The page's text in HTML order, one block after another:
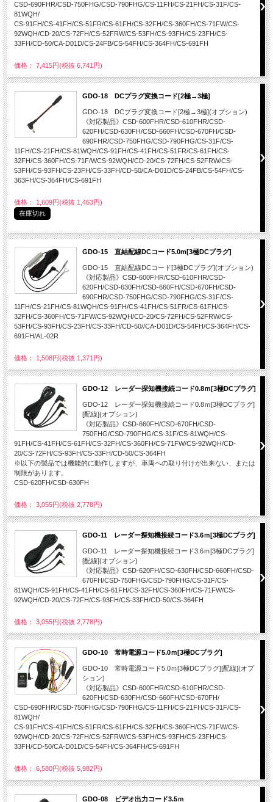
CSD-690FHR/CSD-750FHG/CSD-790FHG/CS-11FH/CS-21FH/CS-31F/CS-
81WQH/
CS-91FH/CS-41FH/CS-51FR/CS-61FH/CS-32FH/CS-360FH/CS-71FW/CS-
92WQH/CD-20/CS-72FH/CS-52FRW/CS-53FH/CS-93FH/CS-23FH/CS-
33FH/CD-50/CA-D01D/CS-24FB/CS-54FH/CS-364FH/CS-691FH
価格： 7,415円(税抜 6,741円)
GDO-18 DCプラグ変換コード[2極→3極]
GDO-18 DCプラグ変換コード[2極→3極](オプション)
《対応製品》CSD-600FHR/CSD-610FHR/CSD-
620FH/CSD-630FH/CSD-660FH/CSD-670FH/CSD-
690FHR/CSD-750FHG/CSD-790FHG/CS-31F/CS-
11FH/CS-21FH/CS-81WQH/CS-91FH/CS-41FH/CS-51FR/CS-61FH/CS-
32FH/CS-360FH/CS-71F/WCS-92WQH/CD-20/CS-72FH/CS-52FRW/CS-
53FH/CS-93FH/CS-23FH/CS-33FH/CD-50/CA-D01D/CS-24FB/CS-54FH/CS-
363FH/CS-364FH/CS-691FH
価格： 1,609円(税抜 1,463円)
在庫切れ
GDO-15 直結配線DCコード5.0m[3極DCプラグ]
GDO-15 直結配線DCコード[3極DCプラグ](オプション)
《対応製品》CSD-600FHR/CSD-610FHR/CSD-
620FH/CSD-630FH/CSD-660FH/CSD-670FH/CSD-
690FHR/CSD-750FHG/CSD-790FHG/CS-31F/CS-
11FH/CS-21FH/CS-81WQH/CS-91FH/CS-41FH/CS-51FR/CS-61FH/CS-
32FH/CS-360FH/CS-71FW/CS-92WQH/CD-20/CS-72FH/CS-52FRW/CS-
53FH/CS-93FH/CS-23FH/CS-33FH/CD-50//CA-D01D/CS-54FH/CS-364FH/CS-
691FH/AL-02R
価格： 1,508円(税抜 1,371円)
GDO-12 レーダー探知機接続コード0.8ｍ[3極DCプラグ]
GDO-12 レーダー探知機接続コード0.8ｍ[3極DCプラグ]
[配線](オプション)
《対応製品》CSD-660FH/CSD-670FH/CSD-
750FHG/CSD-790FHG/CS-31F/CS-81WQH/CS-
91FH/CS-41FH/CS-61FH/CS-32FH/CS-360FH/CS-71FW/CS-92WQH/CD-
20/CS-72FH/CS-93FH/CS-33FH/CD-50/CS-364FH
※以下の製品では機能的に動作しますが、車両への取り付けが出来ない、または
制限があります。
CSD-620FH/CSD-630FH
価格： 3,055円(税抜 2,778円)
GDO-11 レーダー探知機接続コード3.6ｍ[3極DCプラグ]
GDO-11 レーダー探知機接続コード3.6ｍ[3極DCプラグ]
[配線](オプション)
《対応製品》CSD-620FH/CSD-630FH/CSD-660FH/CSD-
670FH/CSD-750FHG/CSD-790FHG/CS-31F/CS-
81WQH/CS-91FH/CS-41FH/CS-61FH/CS-32FH/CS-360FH/CS-71FW/CS-
92WQH/CD-20/CS-72FH/CS-93FH/CS-33FH/CD-50/CS-364FH
価格： 3,055円(税抜 2,778円)
GDO-10 常時電源コード5.0ｍ[3極DCプラグ]
GDO-10 常時電源コード5.0ｍ[3極DCプラグ][配線](オプ
ション)
《対応製品》CSD-600FHR/CSD-610FHR/CSD-
620FH/CSD-630FH/CSD-660FH/CSD-670FH/
CSD-690FHR/CSD-750FHG/CSD-790FHG/CS-11FH/CS-21FH/CS-31F/CS-
81WQH/
CS-91FH/CS-41FH/CS-51FR/CS-61FH/CS-32FH/CS-360FH/CS-71FW/CS-
92WQH/CD-20/CS-72FH/CS-52FRW/CS-53FH/CS-93FH/CS-23FH/CS-
33FH/CD-50/CA-D01D/CS-54FH/CS-364FH/CS-691FH
価格： 6,580円(税抜 5,982円)
GDO-08 ビデオ出力コード3.5ｍ